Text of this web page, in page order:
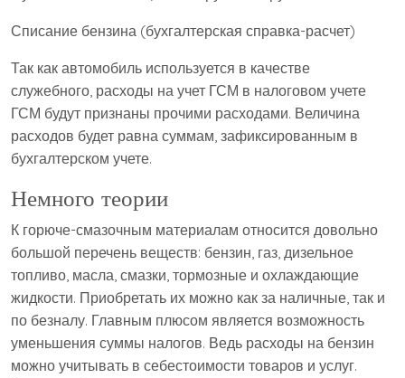
Списание бензина (бухгалтерская справка-расчет)
Так как автомобиль используется в качестве
служебного, расходы на учет ГСМ в налоговом учете
ГСМ будут признаны прочими расходами. Величина
расходов будет равна суммам, зафиксированным в
бухгалтерском учете.
Немного теории
К горюче-смазочным материалам относится довольно
большой перечень веществ: бензин, газ, дизельное
топливо, масла, смазки, тормозные и охлаждающие
жидкости. Приобретать их можно как за наличные, так и
по безналу. Главным плюсом является возможность
уменьшения суммы налогов. Ведь расходы на бензин
можно учитывать в себестоимости товаров и услуг.